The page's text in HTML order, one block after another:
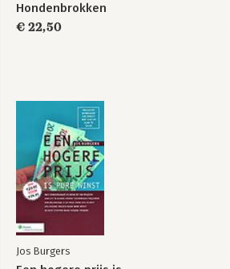
Hondenbrokken
€ 22,50
Jos Burgers